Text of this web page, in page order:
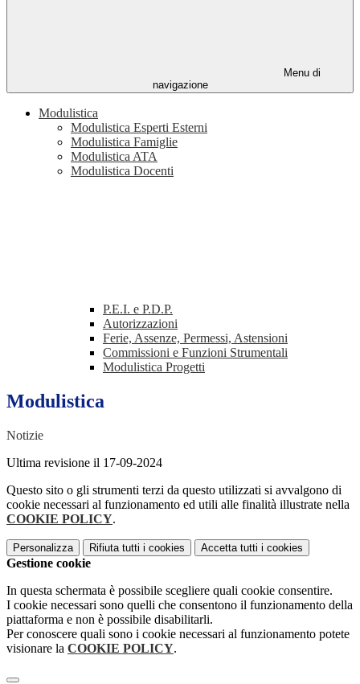
Menu di
navigazione
Modulistica
Modulistica Esperti Esterni
Modulistica Famiglie
Modulistica ATA
Modulistica Docenti
P.E.I. e P.D.P.
Autorizzazioni
Ferie, Assenze, Permessi, Astensioni
Commissioni e Funzioni Strumentali
Modulistica Progetti
Modulistica
Notizie
Ultima revisione il 17-09-2024
Questo sito o gli strumenti terzi da questo utilizzati si avvalgono di
cookie necessari al funzionamento ed utili alle finalità illustrate nella
COOKIE POLICY.
Personalizza Rifiuta tutti i cookies Accetta tutti i cookies
Gestione cookie
In questa schermata è possibile scegliere quali cookie consentire.
I cookie necessari sono quelli che consentono il funzionamento della
piattaforma e non è possibile disabilitarli.
Per conoscere quali sono i cookie necessari al funzionamento potete
visionare la COOKIE POLICY.